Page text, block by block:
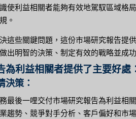
使利益相關者能夠有效地駕馭區域格
。
這些關鍵問題，這份市場研究報告提
出明智的決策、制定有效的戰略並成
為利益相關者提供了主要好處
決策：
最後一哩交付市場研究報告為利益相
趨勢、競爭對手分析、客戶偏好和市